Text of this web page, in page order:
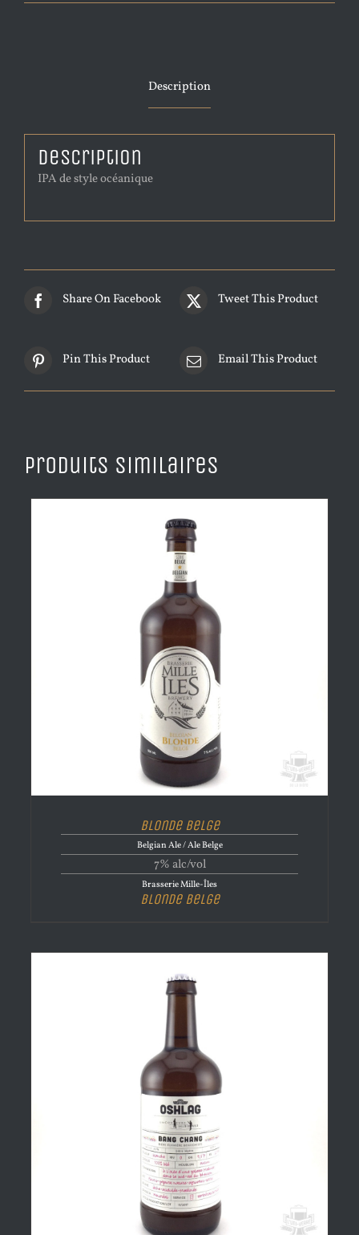
Description
Description
IPA de style océanique
Share On Facebook Tweet This Product
Pin This Product Email This Product
Produits similaires
Blonde Belge
Belgian Ale / Ale Belge
7% alc/vol
Brasserie Mille-Îles
Blonde Belge